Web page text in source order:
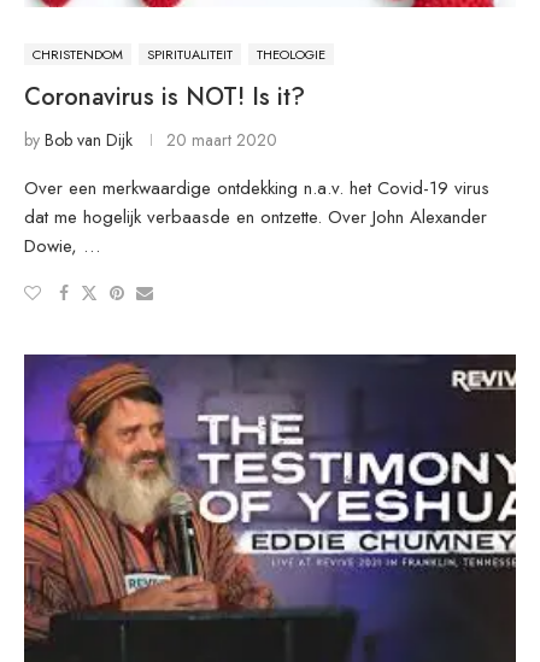
CHRISTENDOM SPIRITUALITEIT THEOLOGIE
Coronavirus is NOT! Is it?
by Bob van Dijk 20 maart 2020
Over een merkwaardige ontdekking n.a.v. het Covid-19 virus
dat me hogelijk verbaasde en ontzette. Over John Alexander
Dowie, …